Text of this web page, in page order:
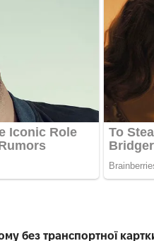
без транспортної